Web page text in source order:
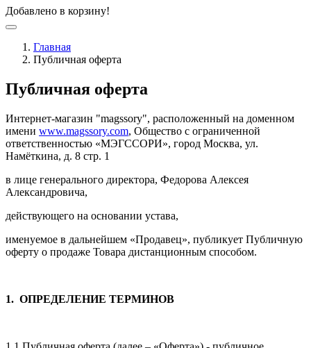
Добавлено в корзину!
Главная
Публичная оферта
Публичная оферта
Интернет-магазин "magssory", расположенный на доменном
имени www.magssory.com, Общество с ограниченной
ответственностью «МЭГССОРИ», город Москва, ул.
Намёткина, д. 8 стр. 1
в лице генерального директора, Федорова Алексея
Александровича,
действующего на основании устава,
именуемое в дальнейшем «Продавец», публикует Публичную
оферту о продаже Товара дистанционным способом.
1. ОПРЕДЕЛЕНИЕ ТЕРМИНОВ